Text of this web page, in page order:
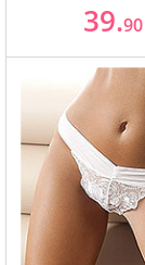
39.90